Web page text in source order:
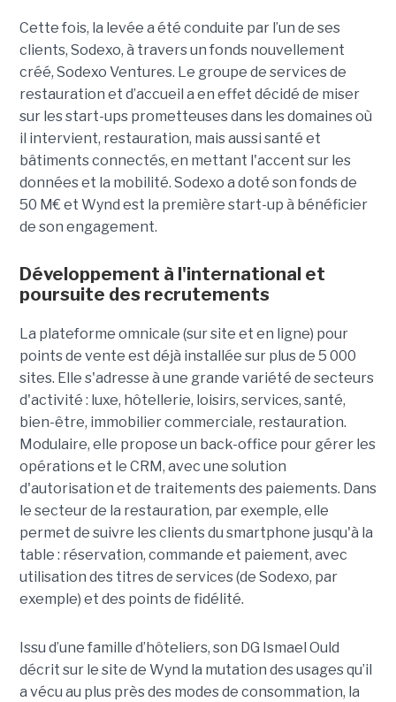
Cette fois, la levée a été conduite par l’un de ses
clients, Sodexo, à travers un fonds nouvellement
créé, Sodexo Ventures. Le groupe de services de
restauration et d’accueil a en effet décidé de miser
sur les start-ups prometteuses dans les domaines où
il intervient, restauration, mais aussi santé et
bâtiments connectés, en mettant l'accent sur les
données et la mobilité. Sodexo a doté son fonds de
50 M€ et Wynd est la première start-up à bénéficier
de son engagement.
Développement à l'international et
poursuite des recrutements
La plateforme omnicale (sur site et en ligne) pour
points de vente est déjà installée sur plus de 5 000
sites. Elle s'adresse à une grande variété de secteurs
d'activité : luxe, hôtellerie, loisirs, services, santé,
bien-être, immobilier commerciale, restauration.
Modulaire, elle propose un back-office pour gérer les
opérations et le CRM, avec une solution
d'autorisation et de traitements des paiements. Dans
le secteur de la restauration, par exemple, elle
permet de suivre les clients du smartphone jusqu'à la
table : réservation, commande et paiement, avec
utilisation des titres de services (de Sodexo, par
exemple) et des points de fidélité.
Issu d’une famille d’hôteliers, son DG Ismael Ould
décrit sur le site de Wynd la mutation des usages qu’il
a vécu au plus près des modes de consommation, la